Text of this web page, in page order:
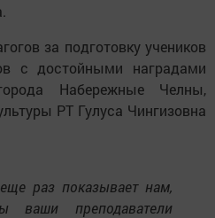
за подготовку учеников
с достойными наградами
Набережные Челны,
РТ Гулуса Чингизовна
раз показывает нам,
ваши преподаватели